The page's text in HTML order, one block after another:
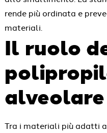
rende più ordinata e
materiali.
Il ruolo
alveolare
Tra i materiali più adatti